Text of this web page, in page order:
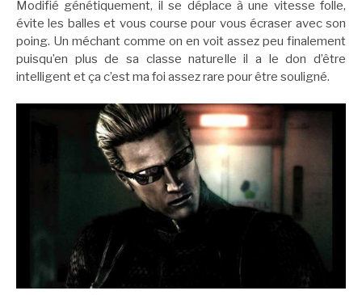
Modifié génétiquement, il se déplace à une vitesse folle,
évite les balles et vous course pour vous écraser avec son
poing. Un méchant comme on en voit assez peu finalement
puisqu’en plus de sa classe naturelle il a le don d’être
intelligent et ça c’est ma foi assez rare pour être souligné.